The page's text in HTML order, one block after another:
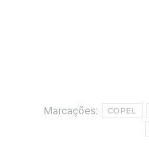
Marcações: COPEL